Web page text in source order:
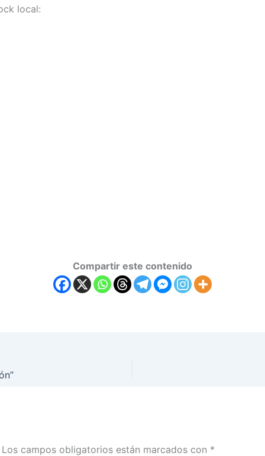
local:
Compartir este contenido
Los campos obligatorios están marcados con *